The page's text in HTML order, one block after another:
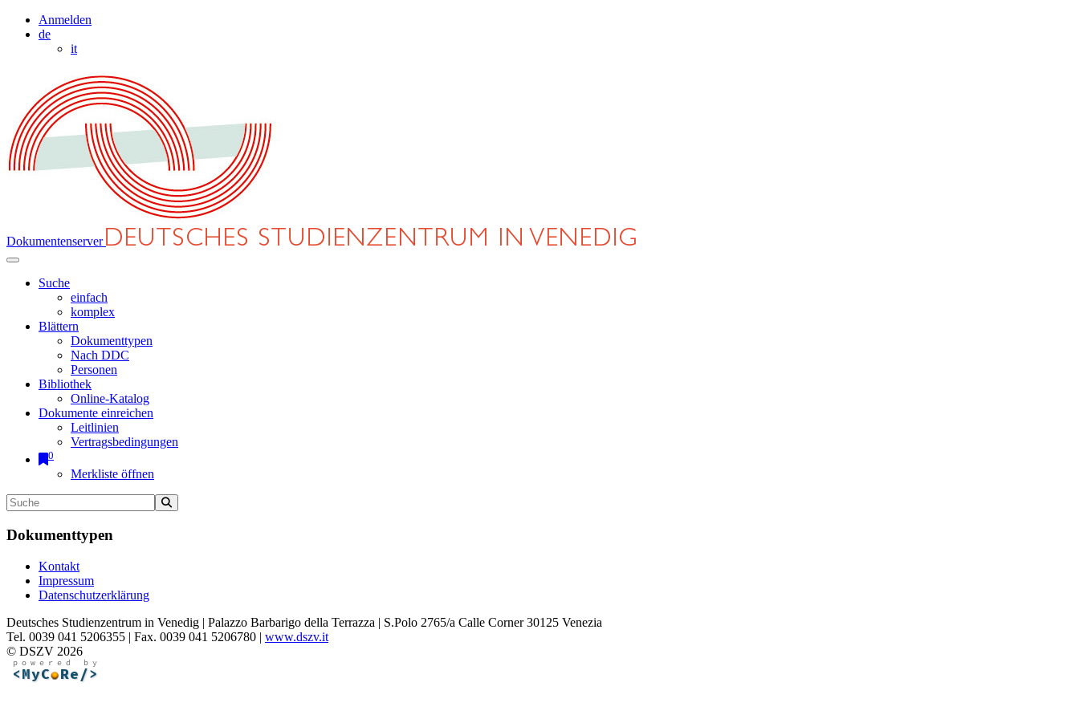
Anmelden
de
it
Dokumentenserver
Suche
einfach
komplex
Blättern
Dokumenttypen
Nach DDC
Personen
Bibliothek
Online-Katalog
Dokumente einreichen
Leitlinien
Vertragsbedingungen
0
Merkliste öffnen
Dokumenttypen
Kontakt
Impressum
Datenschutzerklärung
Deutsches Studienzentrum in Venedig | Palazzo Barbarigo della Terrazza | S.Polo 2765/a Calle Corner 30125 Venezia
Tel. 0039 041 5206355 | Fax. 0039 041 5206780 | www.dszv.it
© DSZV 2026